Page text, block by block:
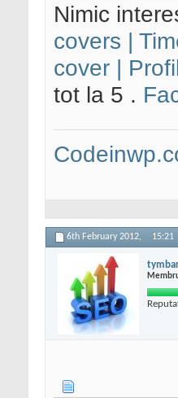
Nimic
covers |
cover |
tot la 5 .
6th February 2012, 15:21